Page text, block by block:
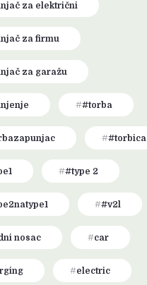
za električni
za firmu
za garažu
#torba
#torbica
#type 2
#v2l
nosac car
electric